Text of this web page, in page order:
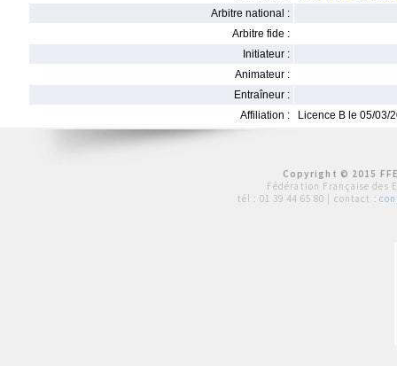
Arbitre national :
Arbitre fide :
Initiateur :
Animateur :
Entraîneur :
Affiliation :
Licence B le 05/03/
Copyright © 2015
Fédération Française des
tél : 01 39 44 65 80 | contact :